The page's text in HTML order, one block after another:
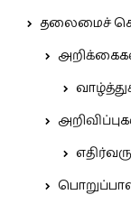
தலைமைச்